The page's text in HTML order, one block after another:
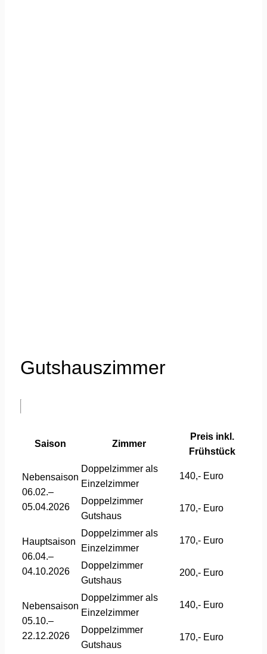
Gutshauszimmer
Saison Zimmer
Preis inkl.
Frühstück
Nebensaison
06.02.–
05.04.2026
Doppelzimmer als
Einzelzimmer
140,- Euro
Doppelzimmer
Gutshaus
170,- Euro
Hauptsaison
06.04.–
04.10.2026
Doppelzimmer als
Einzelzimmer
170,- Euro
Doppelzimmer
Gutshaus
200,- Euro
Nebensaison
05.10.–
22.12.2026
Doppelzimmer als
Einzelzimmer
140,- Euro
Doppelzimmer
Gutshaus
170,- Euro